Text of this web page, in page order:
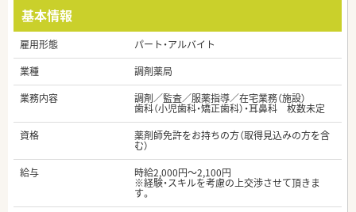
基本情報
雇用形態
パート・アルバイト
業種
調剤薬局
業務内容
調剤／監査／服薬指導／在宅業務（施設）
歯科（小児歯科・矯正歯科）・耳鼻科 枚数未定
資格
薬剤師免許をお持ちの方（取得見込みの方を含
む）
給与
時給2,000円～2,100円
※経験・スキルを考慮の上交渉させて頂きま
す。